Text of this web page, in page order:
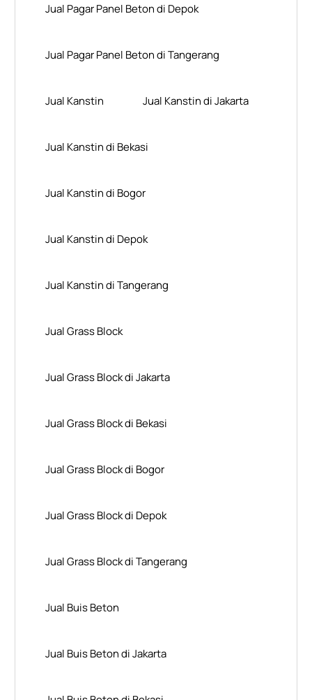
Jual Pagar Panel Beton di Depok
Jual Pagar Panel Beton di Tangerang
Jual Kanstin Jual Kanstin di Jakarta
Jual Kanstin di Bekasi
Jual Kanstin di Bogor
Jual Kanstin di Depok
Jual Kanstin di Tangerang
Jual Grass Block
Jual Grass Block di Jakarta
Jual Grass Block di Bekasi
Jual Grass Block di Bogor
Jual Grass Block di Depok
Jual Grass Block di Tangerang
Jual Buis Beton
Jual Buis Beton di Jakarta